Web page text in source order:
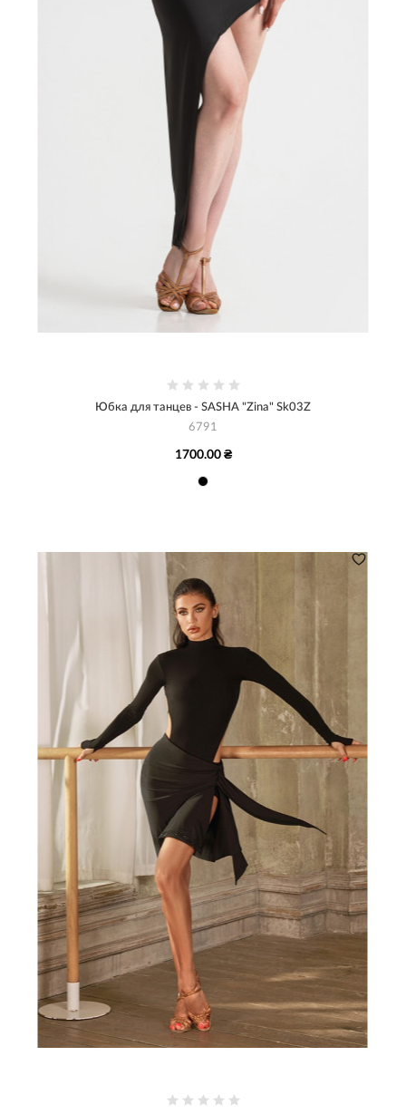
Юбка для танцев - SASHA "Zina" Sk03Z
6791
1700.00 ₴